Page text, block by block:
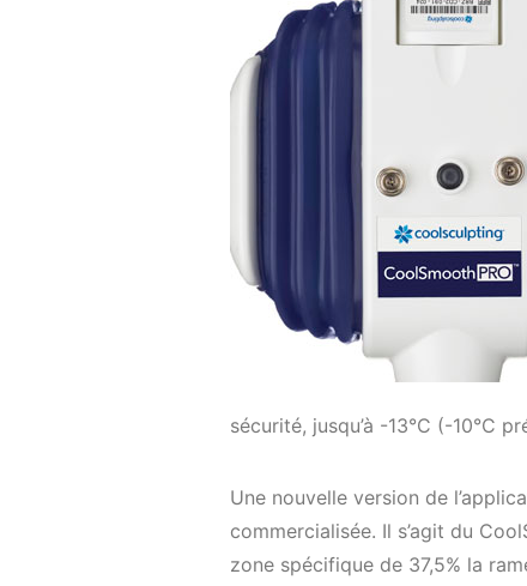
sécurité, jusqu’à -13°C (-10°C
Une nouvelle version de
commercialisée. Il s’agit du
zone spécifique de 37,5% la